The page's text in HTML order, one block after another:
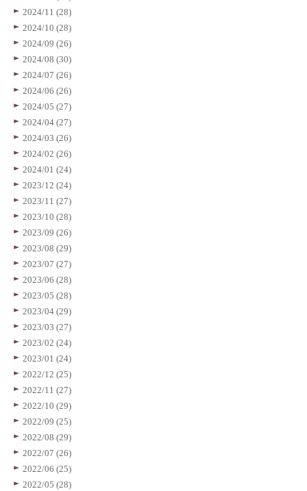
2024/11 (28)
2024/10 (28)
2024/09 (26)
2024/08 (30)
2024/07 (26)
2024/06 (26)
2024/05 (27)
2024/04 (27)
2024/03 (26)
2024/02 (26)
2024/01 (24)
2023/12 (24)
2023/11 (27)
2023/10 (28)
2023/09 (26)
2023/08 (29)
2023/07 (27)
2023/06 (28)
2023/05 (28)
2023/04 (29)
2023/03 (27)
2023/02 (24)
2023/01 (24)
2022/12 (25)
2022/11 (27)
2022/10 (29)
2022/09 (25)
2022/08 (29)
2022/07 (26)
2022/06 (25)
2022/05 (28)